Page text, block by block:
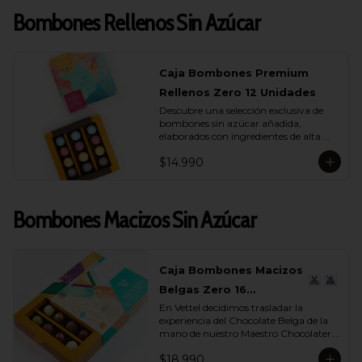
Bombones Rellenos Sin Azúcar
Caja Bombones Premium
Rellenos Zero 12 Unidades
Descubre una selección exclusiva de
bombones sin azúcar añadida,
elaborados con ingredientes de alta
calidad y rellenos suaves que realzan
cada capa de sabor.
indulgencia equilibrada, donde el
cacao es protagonista y cada textura
La colección incluye una cuidada
variedad de sabores (endulzados con
alulosa): maracuyá, avellana,
caramelo y leche, donde cada bombón
ofrece una experiencia distinta.
Rellenos cremosos, notas profundas de
ingredientes nobles, no de azúcares
$14.990
Bombones Macizos Sin Azúcar
Caja Bombones Macizos
Belgas Zero 16
Unidades
En Vettel decidimos trasladar la
experiencia del Chocolate Belga de la
mano de nuestro Maestro Chocolatero
para crear estas piezas de bombones
macizos sin azúcar añadida de